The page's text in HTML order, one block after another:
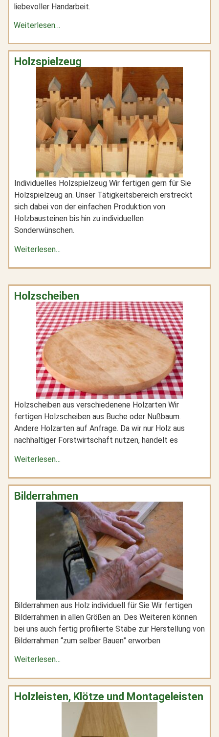
liebevoller Handarbeit.
Weiterlesen…
Holzspielzeug
Individuelles Holzspielzeug Wir fertigen gern für Sie
Holzspielzeug an. Unser Tätigkeitsbereich erstreckt
sich dabei von der einfachen Produktion von
Holzbausteinen bis hin zu individuellen
Sonderwünschen.
Weiterlesen…
Holzscheiben
Holzscheiben aus verschiedenene Holzarten Wir
fertigen Holzscheiben aus Buche oder Nußbaum.
Andere Holzarten auf Anfrage. Da wir nur Holz aus
nachhaltiger Forstwirtschaft nutzen, handelt es
Weiterlesen…
Bilderrahmen
Bilderrahmen aus Holz individuell für Sie Wir fertigen
Bilderrahmen in allen Größen an. Des Weiteren können
bei uns auch fertig profilierte Stäbe zur Herstellung von
Bilderrahmen “zum selber Bauen” erworben
Weiterlesen…
Holzleisten, Klötze und Montageleisten